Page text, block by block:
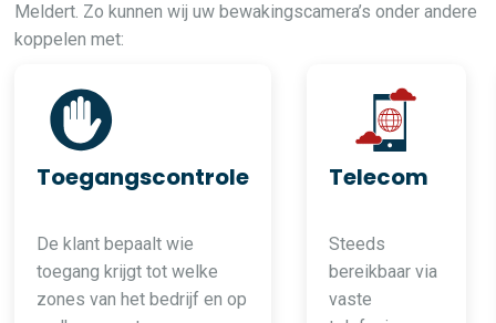
Meldert. Zo kunnen wij uw bewakingscamera’s onder andere
koppelen met:
Toegangscontrole
De klant bepaalt wie
toegang krijgt tot welke
zones van het bedrijf en op
Telecom
Steeds
bereikbaar via
vaste